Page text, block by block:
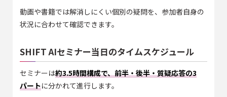
動画や書籍では解消しにくい個別の疑問を、参加者自身の
状況に合わせて確認できます。
SHIFT AIセミナー当日のタイムスケジュール
セミナーは約3.5時間構成で、前半・後半・質疑応答の3
パートに分かれて進行します。